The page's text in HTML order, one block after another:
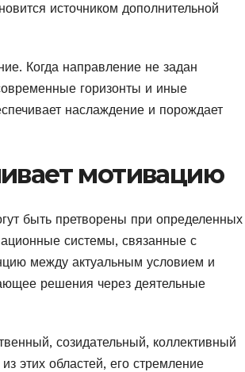
источником дополнительной
Когда направление не задан
горизонты и иные
наслаждение и порождает
мотивацию
быть претворены при определенных
системы, связанные с
между актуальным условием и
решения через деятельные
созидательный, коллективный
этих областей, его стремление